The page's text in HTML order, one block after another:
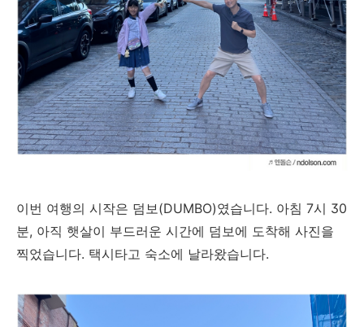
이번 여행의 시작은 덤보(DUMBO)였습니다. 아침 7시 30
분, 아직 햇살이 부드러운 시간에 덤보에 도착해 사진을
찍었습니다. 택시타고 숙소에 날라왔습니다.